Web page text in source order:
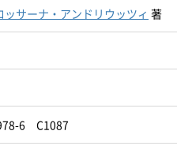
ッサーナ・アンドリウッツィ 著
6 C1087